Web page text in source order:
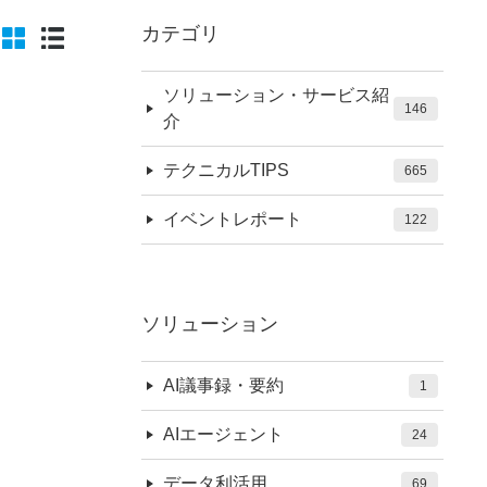
カテゴリ
ソリューション・サービス紹
介
146
テクニカルTIPS 665
イベントレポート 122
ソリューション
AI議事録・要約 1
AIエージェント 24